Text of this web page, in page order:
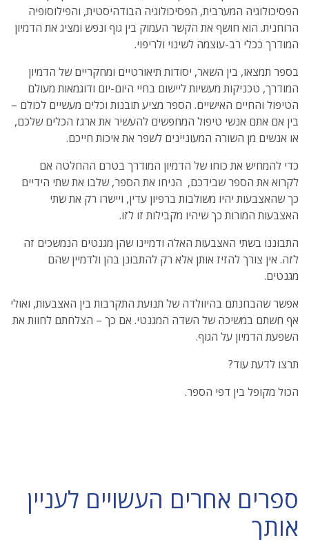
הפסיכולוגיה המערבית, הפסיכולוגיה הבודהיסטית, והפילוסופיה
הרוחנית. הוא חושף את הקשר העמוק בין גוף ונפש ומציג את הדמיון
המודרך ככלי רב-עוצמה לשינוי ולריפוי.
בספר תמצאו, בין השאר, יסודות תיאורטיים ומחקריים של הדמיון
המודרך, טכניקות מעשיות ליישום בחיי היום-יום ודוגמאות מעולם
הטיפול והחיים האישיים. הספר מציע תובנות וכלים מעשיים לכולם –
בין אם אתם אנשי טיפול המחפשים להעשיר את ארגז הכלים שלכם,
או אנשים מן השורה המעוניינים לשפר את איכות חייכם.
כדי להמחיש את כוחו של הדמיון המודרך בטרם ההחלטה אם
לקרוא את הספר שבידכם, הניחו את הספר, שלבו את שתי הידיים
כך שהאצבעות יהיו משולבות ברפיון עדין, ויישרו רק את שתי
האצבעות המורות כך שיהיו מקבילות זו לזו.
התבוננו בשתי האצבעות האלה ודמיינו שהן מגנטים הנמשכים זה
לזה. אין צורך להזיז אותן אלא רק להתבונן בהן ולדמיין שהם
מגנטים.
אפשר שהבחנתם בהיוולדה של תנועת התקרבות בין האצבעות, ואולי
אף חשתם במשיכה של השדה המגנטי. אם כך – הצלחתם לחוות את
השפעת הדמיון על הגוף.
תרצו לדעת עוד?
הכול מקופל בין דפי הספר.
ספרים אחרים העשויים לעניין
אותך